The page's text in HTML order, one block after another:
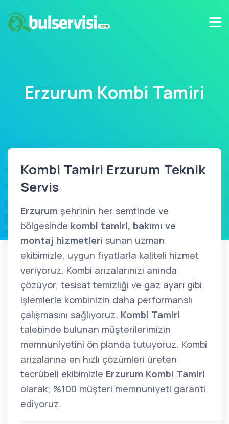
Erzurum Kombi Tamiri
Kombi Tamiri Erzurum Teknik
Servis
Erzurum şehrinin her semtinde ve
bölgesinde kombi tamiri, bakımı ve
montaj hizmetleri sunan uzman
ekibimizle, uygun fiyatlarla kaliteli hizmet
veriyoruz. Kombi arızalarınızı anında
çözüyor, tesisat temizliği ve gaz ayarı gibi
işlemlerle kombinizin daha performanslı
çalışmasını sağlıyoruz. Kombi Tamiri
talebinde bulunan müşterilerimizin
memnuniyetini ön planda tutuyoruz. Kombi
arızalarına en hızlı çözümleri üreten
tecrübeli ekibimizle Erzurum Kombi Tamiri
olarak; %100 müşteri memnuniyeti garanti
ediyoruz.